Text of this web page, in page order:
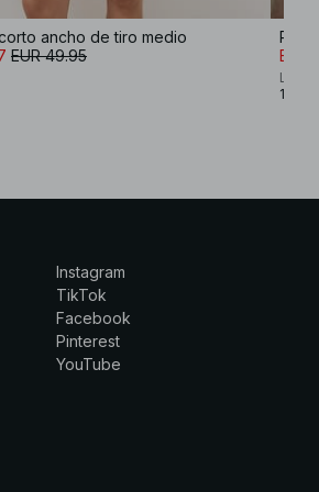
ancho de tiro medio
EUR 49.95
EUR
1
Instagram
TikTok
Facebook
Pinterest
YouTube